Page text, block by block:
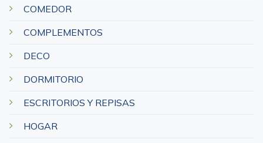
COMEDOR
COMPLEMENTOS
DECO
DORMITORIO
ESCRITORIOS Y REPISAS
HOGAR